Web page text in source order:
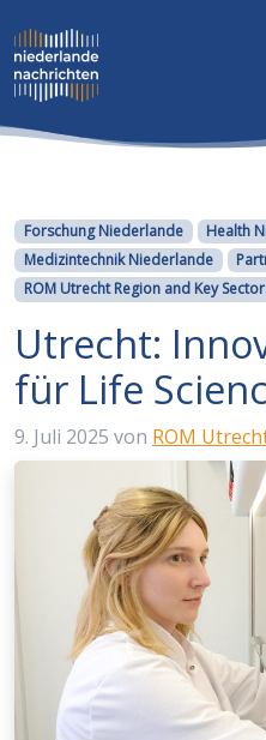
Kategorien
Forschung Niederlande
Health
Medizintechnik Niederlande
ROM Utrecht Region and Key
Utrecht:
für Life
9. Juli 2025 von ROM